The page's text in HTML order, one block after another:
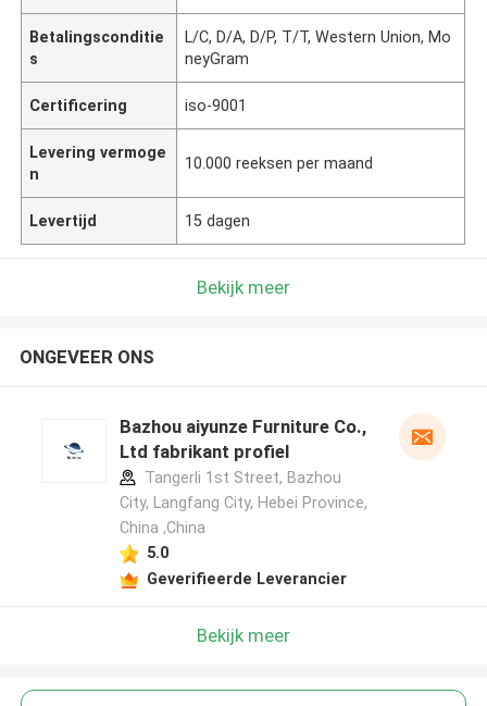
Betalingsconditie
s
L/C, D/A, D/P, T/T, Western Union, Mo
neyGram
Certificering iso-9001
Levering vermoge
n
10.000 reeksen per maand
Levertijd 15 dagen
Bekijk meer
ONGEVEER ONS
Bazhou aiyunze Furniture Co.,
Ltd fabrikant profiel
Tangerli 1st Street, Bazhou
City, Langfang City, Hebei Province,
China ,China
5.0
Geverifieerde Leverancier
Bekijk meer